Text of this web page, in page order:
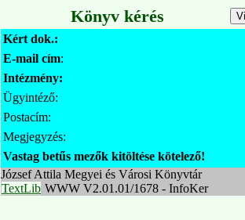
Könyv kérés
Kért dok.:
E-mail cím:
Intézmény:
Ügyintéző:
Postacím:
Megjegyzés:
Vastag betűs mezők kitöltése kötelező!
József Attila Megyei és Városi Könyvtár
TextLib WWW V2.01.01/1678 - InfoKer